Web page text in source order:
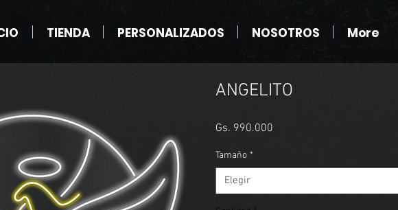
TIENDA PERSONALIZADOS NOSOTROS More
ANGELITO
Gs. 990.000
Tamaño *
Elegir